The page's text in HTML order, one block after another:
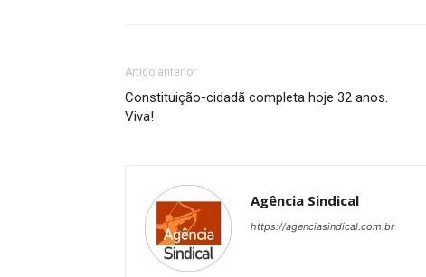
Artigo anterior
Constituição-cidadã completa hoje 32 anos.
Viva!
Agência Sindical
https://agenciasindical.com.br